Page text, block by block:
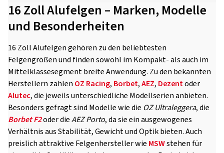
16 Zoll Alufelgen – Marken, Modelle
und Besonderheiten
16 Zoll Alufelgen gehören zu den beliebtesten
Felgengrößen und finden sowohl im Kompakt- als auch im
Mittelklassesegment breite Anwendung. Zu den bekannten
Herstellern zählen OZ Racing, Borbet,AEZ, Dezentoder
Alutec, die jeweils unterschiedliche Modellserien anbieten.
Besonders gefragt sind Modelle wie die OZ Ultraleggera, die
Borbet F2oder dieAEZ Porto, da sie ein ausgewogenes
Verhältnis aus Stabilität, Gewicht und Optik bieten. Auch
preislich attraktive Felgenhersteller wie MSWstehen für